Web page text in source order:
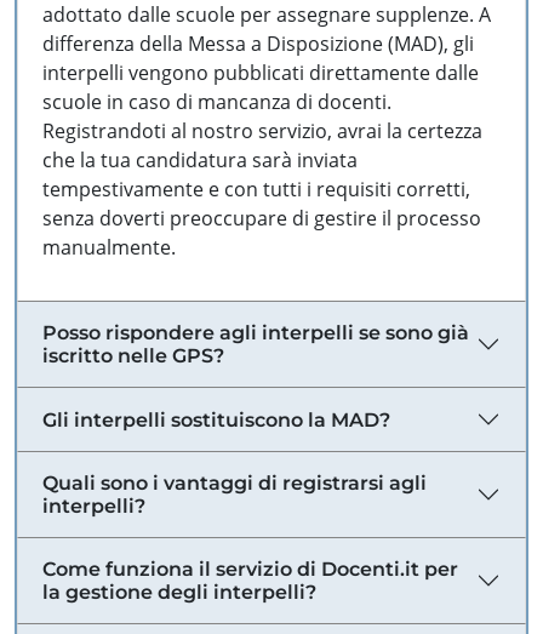
adottato dalle scuole per assegnare supplenze. A
differenza della Messa a Disposizione (MAD), gli
interpelli vengono pubblicati direttamente dalle
scuole in caso di mancanza di docenti.
Registrandoti al nostro servizio, avrai la certezza
che la tua candidatura sarà inviata
tempestivamente e con tutti i requisiti corretti,
senza doverti preoccupare di gestire il processo
manualmente.
Posso rispondere agli interpelli se sono già
iscritto nelle GPS?
Gli interpelli sostituiscono la MAD?
Quali sono i vantaggi di registrarsi agli
interpelli?
Come funziona il servizio di Docenti.it per
la gestione degli interpelli?